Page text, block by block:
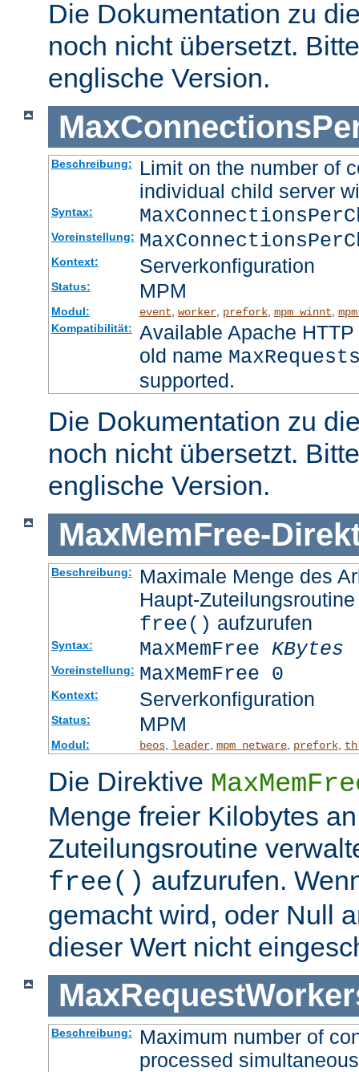
Die Dokumentation zu
noch nicht übersetzt.
englische Version.
Beschreibung:
Limit on the number of
individual child server
Syntax:
Voreinstellung:
Kontext: Serverkonfiguration
Status: MPM
Modul: event worker, prefork, mpm_winnt
Kompatibilität:
Available Apache
old name
supported.
Die Dokumentation zu
noch nicht übersetzt.
englische Version.
MaxMemFree-
Beschreibung:
Maximale Menge des
Haupt-
free() aufzurufen
Syntax: MaxMemFree KBytes
Voreinstellung: MaxMemFree 0
Kontext: Serverkonfiguration
Status: MPM
Modul: beos, leader, mpm_netware, prefork,
Die Direktive
Menge freier Kilobytes
Zuteilungsroutine
free() aufzurufen.
gemacht wird, oder Null
dieser Wert nicht
Beschreibung:
Maximum number of
processed